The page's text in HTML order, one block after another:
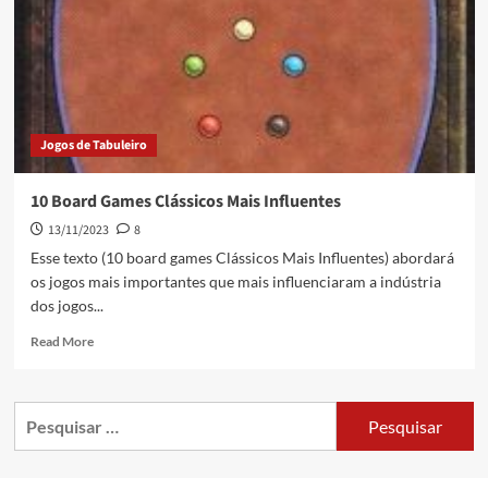
Jogos de Tabuleiro
10 Board Games Clássicos Mais Influentes
13/11/2023
8
Esse texto (10 board games Clássicos Mais Influentes) abordará
os jogos mais importantes que mais influenciaram a indústria
dos jogos...
Read More